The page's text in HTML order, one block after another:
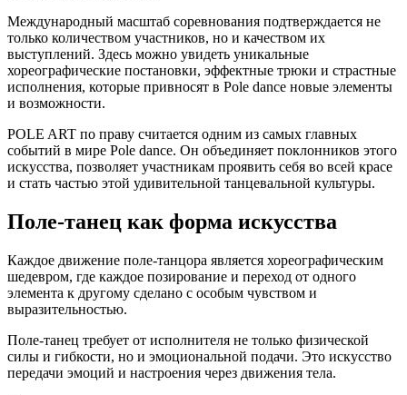
Международный масштаб соревнования подтверждается не
только количеством участников, но и качеством их
выступлений. Здесь можно увидеть уникальные
хореографические постановки, эффектные трюки и страстные
исполнения, которые привносят в Pole dance новые элементы
и возможности.
POLE ART по праву считается одним из самых главных
событий в мире Pole dance. Он объединяет поклонников этого
искусства, позволяет участникам проявить себя во всей красе
и стать частью этой удивительной танцевальной культуры.
Поле-танец как форма искусства
Каждое движение поле-танцора является хореографическим
шедевром, где каждое позирование и переход от одного
элемента к другому сделано с особым чувством и
выразительностью.
Поле-танец требует от исполнителя не только физической
силы и гибкости, но и эмоциональной подачи. Это искусство
передачи эмоций и настроения через движения тела.